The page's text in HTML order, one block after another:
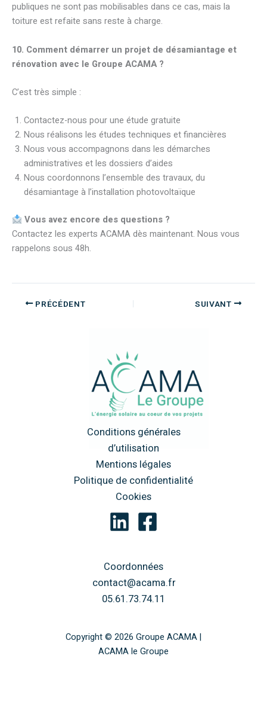
publiques ne sont pas mobilisables dans ce cas, mais la
toiture est refaite sans reste à charge.
10. Comment démarrer un projet de désamiantage et
rénovation avec le Groupe ACAMA ?
C’est très simple :
Contactez-nous pour une étude gratuite
Nous réalisons les études techniques et financières
Nous vous accompagnons dans les démarches
administratives et les dossiers d’aides
Nous coordonnons l’ensemble des travaux, du
désamiantage à l’installation photovoltaïque
Vous avez encore des questions ?
Contactez les experts ACAMA dès maintenant. Nous vous
rappelons sous 48h.
PRÉCÉDENT SUIVANT
Conditions générales
d’utilisation
Mentions légales
Politique de confidentialité
Cookies
Coordonnées
contact@acama.fr
05.61.73.74.11
Copyright © 2026 Groupe ACAMA |
ACAMA le Groupe